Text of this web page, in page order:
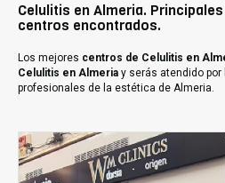
Celulitis en Almeria.
centros encontrados.
Los mejores centros de Celulitis en
Celulitis en Almeria y serás atendido
profesionales de la estética de Almeria.